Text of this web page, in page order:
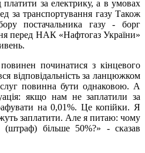
за електрику, а в умовах
за транспортування газу Також
постачальника газу - борг
перед НАК «Нафтогаз України»
починатися з кінцевого
відповідальність за ланцюжком
повинна бути однаковою. А
якщо нам не заплатили за
на 0,01%. Це копійки. Я
заплатити. Але я питаю: чому
(штраф) більше 50%?» - сказав